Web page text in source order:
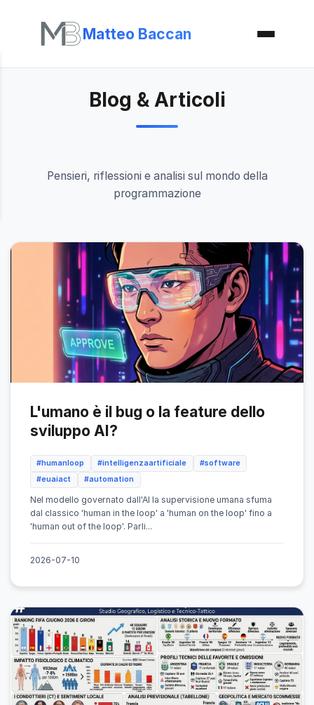
Matteo Baccan
Blog & Articoli
Pensieri, riflessioni e analisi sul mondo della
programmazione
L'umano è il bug o la feature dello
sviluppo AI?
#humanloop #intelligenzaartificiale
#software
#euaiact
#automation
Nel modello governato dall'AI la supervisione umana sfuma
dal classico 'human in the loop' a 'human on the loop' fino a
'human out of the loop'. Parli...
2026-07-10